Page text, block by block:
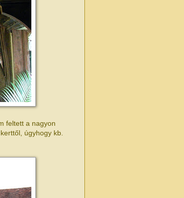
feltett a nagyon
úgyhogy kb.